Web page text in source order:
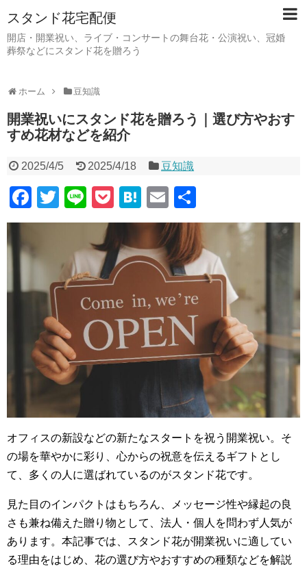
スタンド花宅配便
開店・開業祝い、ライブ・コンサートの舞台花・公演祝い、冠婚
葬祭などにスタンド花を贈ろう
ホーム 豆知識
開業祝いにスタンド花を贈ろう｜選び方やおす
すめ花材などを紹介
2025/4/5 2025/4/18 豆知識
F
a
e
b
o
k
T
wi
er
Li
n
e
P
o
ck
et
H
at
n
E
m
ail
有
オフィスの新設などの新たなスタートを祝う開業祝い。そ
の場を華やかに彩り、心からの祝意を伝えるギフトとし
て、多くの人に選ばれているのがスタンド花です。
見た目のインパクトはもちろん、メッセージ性や縁起の良
さも兼ね備えた贈り物として、法人・個人を問わず人気が
あります。本記事では、スタンド花が開業祝いに適してい
る理由をはじめ、花の選び方やおすすめの種類などを解説